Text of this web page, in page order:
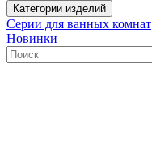
Категории изделий
Серии для ванных комнат
Новинки